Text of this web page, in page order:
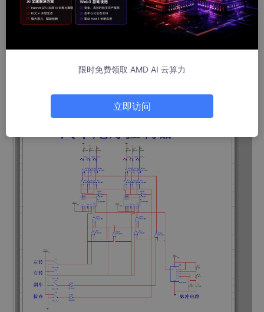
1、电路由四个按键控制，分别对应左转、右转、刹车和检查。
2、当左转或右转键按下时，左侧或右侧的3个汽车尾灯按照左循
环或右循环的顺序依次点亮，点亮时间为1秒。
4、当检查时，所有的尾灯点亮。
限时免费领取 AMD AI 云算力
立即访问